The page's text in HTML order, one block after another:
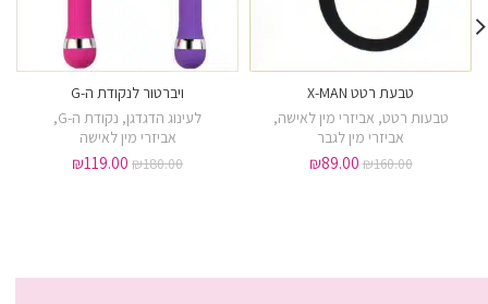
טבעת רטט X-MAN
טבעות רטט, אביזרי מין לאישה,
אביזרי מין לגבר
₪160.00
₪89.00
ויברטור לנקודת ה-G
לעינוג הדגדגן, נקודת ה-G ,
אביזרי מין לאישה
₪180.00
₪119.00